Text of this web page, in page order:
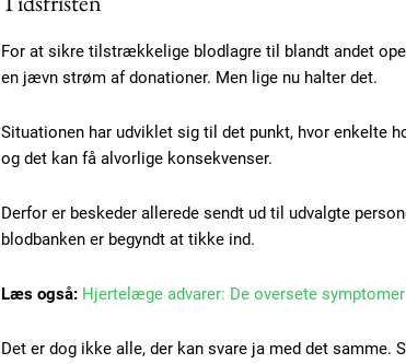
Etiam est nibh, lobortis sit
Ut mollis pellentesque tortor
For at sikre tilstrækkelige blodlagre til blandt andet
en jævn strøm af donationer. Men lige nu halter det.
Situationen har udviklet sig til det punkt, hvor enkelte
og det kan få alvorlige konsekvenser.
Derfor er beskeder allerede sendt ud til udvalgte
blodbanken er begyndt at tikke ind.
Læs også: Hjertelæge advarer: De oversete
Det er dog ikke alle, der kan svare ja med det